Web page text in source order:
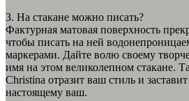
3. На стакане можно писать?
Фактурная матовая поверхность
чтобы писать на ней
маркерами. Дайте волю своему
имя на этом великолепном стакане.
Christina отразит ваш стиль и
настоящему ваш.